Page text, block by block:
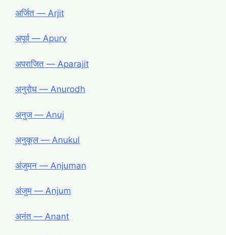
अर्जित ― Arjit
अपूर्व ― Apurv
अपराजित ― Aparajit
अनुरोध ― Anurodh
अनुज ― Anuj
अनुकूल ― Anukul
अंजुमन ― Anjuman
अंजुम ― Anjum
अनंत ― Anant